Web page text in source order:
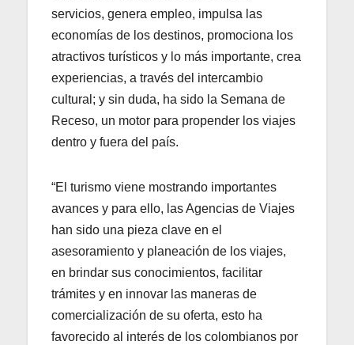
servicios, genera empleo, impulsa las
economías de los destinos, promociona los
atractivos turísticos y lo más importante, crea
experiencias, a través del intercambio
cultural; y sin duda, ha sido la Semana de
Receso, un motor para propender los viajes
dentro y fuera del país.
“El turismo viene mostrando importantes
avances y para ello, las Agencias de Viajes
han sido una pieza clave en el
asesoramiento y planeación de los viajes,
en brindar sus conocimientos, facilitar
trámites y en innovar las maneras de
comercialización de su oferta, esto ha
favorecido al interés de los colombianos por